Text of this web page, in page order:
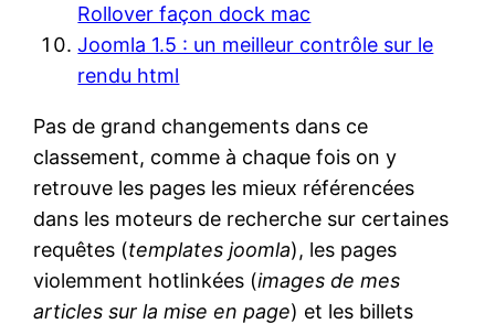
Rollover façon dock mac
Joomla 1.5 : un meilleur contrôle sur le
rendu html
Pas de grand changements dans ce
classement, comme à chaque fois on y
retrouve les pages les mieux référencées
dans les moteurs de recherche sur certaines
requêtes (templates joomla), les pages
violemment hotlinkées (images de mes
articles sur la mise en page) et les billets